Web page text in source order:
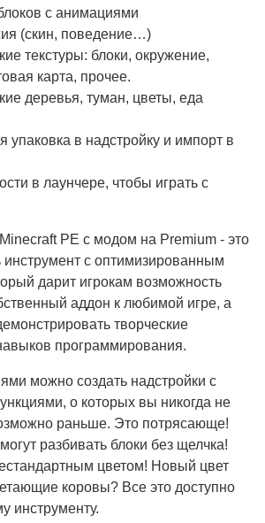
с анимациями
(скин, поведение…)
текстуры: блоки, окружение,
карта, прочее.
деревья, туман, цветы, еда
упаковка в надстройку и импорт в
в лаунчере, чтобы играть с
PE с модом на Premium - это
с оптимизированным
дарит игрокам возможность
аддон к любимой игре, а
творческие
программирования.
можно создать надстройки с
о которых вы никогда не
раньше. Это потрясающе!
разбивать блоки без щелчка!
цветом! Новый цвет
коровы? Все это доступно
инструменту.